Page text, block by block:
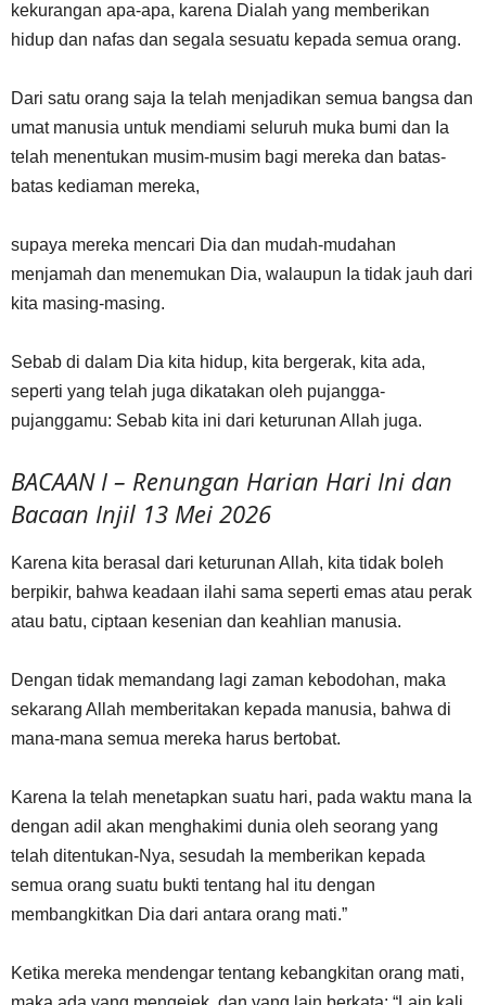
kekurangan apa-apa, karena Dialah yang memberikan
hidup dan nafas dan segala sesuatu kepada semua orang.
Dari satu orang saja Ia telah menjadikan semua bangsa dan
umat manusia untuk mendiami seluruh muka bumi dan Ia
telah menentukan musim-musim bagi mereka dan batas-
batas kediaman mereka,
supaya mereka mencari Dia dan mudah-mudahan
menjamah dan menemukan Dia, walaupun Ia tidak jauh dari
kita masing-masing.
Sebab di dalam Dia kita hidup, kita bergerak, kita ada,
seperti yang telah juga dikatakan oleh pujangga-
pujanggamu: Sebab kita ini dari keturunan Allah juga.
BACAAN I – Renungan Harian Hari Ini dan
Bacaan Injil 13 Mei 2026
Karena kita berasal dari keturunan Allah, kita tidak boleh
berpikir, bahwa keadaan ilahi sama seperti emas atau perak
atau batu, ciptaan kesenian dan keahlian manusia.
Dengan tidak memandang lagi zaman kebodohan, maka
sekarang Allah memberitakan kepada manusia, bahwa di
mana-mana semua mereka harus bertobat.
Karena Ia telah menetapkan suatu hari, pada waktu mana Ia
dengan adil akan menghakimi dunia oleh seorang yang
telah ditentukan-Nya, sesudah Ia memberikan kepada
semua orang suatu bukti tentang hal itu dengan
membangkitkan Dia dari antara orang mati.”
Ketika mereka mendengar tentang kebangkitan orang mati,